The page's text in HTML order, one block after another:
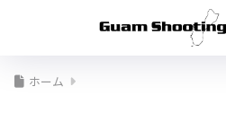
ホーム